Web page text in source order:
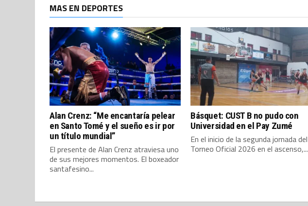
MAS EN DEPORTES
Alan Crenz: “Me encantaría pelear
en Santo Tomé y el sueño es ir por
un título mundial”
El presente de Alan Crenz atraviesa uno
de sus mejores momentos. El boxeador
santafesino...
Básquet: CUST B no pudo con
Universidad en el Pay Zumé
En el inicio de la segunda jornada del
Torneo Oficial 2026 en el ascenso,...